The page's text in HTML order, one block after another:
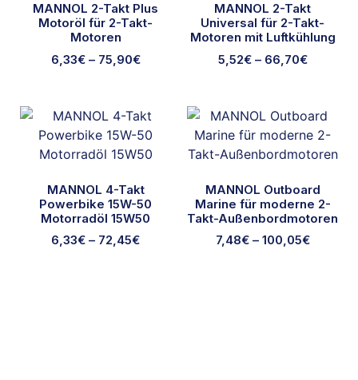
MANNOL 2-Takt Plus
Motoröl für 2-Takt-
Motoren
6,33€– 75,90€
MANNOL 2-Takt
Universal für 2-Takt-
Motoren mit Luftkühlung
5,52€– 66,70€
MANNOL 4-Takt
Powerbike 15W-50
Motorradöl 15W50
6,33€ – 72,45€
MANNOL Outboard
Marine für moderne 2-
Takt-Außenbordmotoren
7,48€– 100,05€